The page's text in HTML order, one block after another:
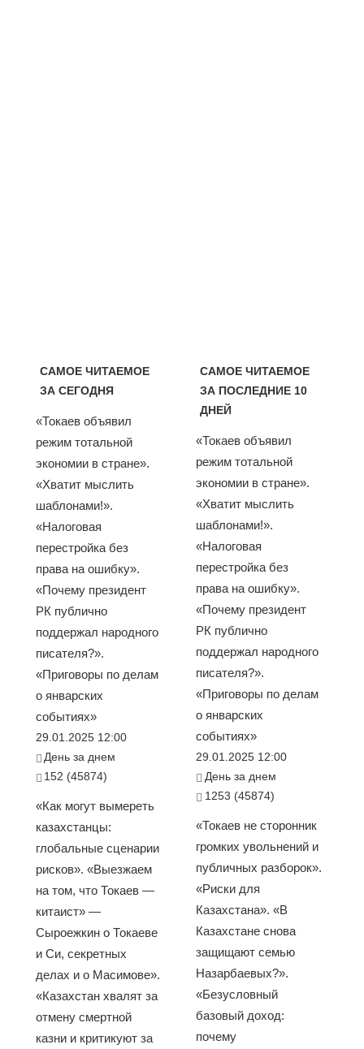
САМОЕ ЧИТАЕМОЕ
ЗА СЕГОДНЯ
«Токаев объявил
режим тотальной
экономии в стране».
«Хватит мыслить
шаблонами!».
«Налоговая
перестройка без
права на ошибку».
«Почему президент
РК публично
поддержал народного
писателя?».
«Приговоры по делам
о январских
событиях»
29.01.2025 12:00
День за днем
152 (45874)
«Как могут вымереть
казахстанцы:
глобальные сценарии
рисков». «Выезжаем
на том, что Токаев —
китаист» —
Сыроежкин о Токаеве
и Си, секретных
делах и о Масимове».
«Казахстан хвалят за
отмену смертной
казни и критикуют за
САМОЕ ЧИТАЕМОЕ
ЗА ПОСЛЕДНИЕ 10
ДНЕЙ
«Токаев объявил
режим тотальной
экономии в стране».
«Хватит мыслить
шаблонами!».
«Налоговая
перестройка без
права на ошибку».
«Почему президент
РК публично
поддержал народного
писателя?».
«Приговоры по делам
о январских
событиях»
29.01.2025 12:00
День за днем
1253 (45874)
«Токаев не сторонник
громких увольнений и
публичных разборок».
«Риски для
Казахстана». «В
Казахстане снова
защищают семью
Назарбаевых?».
«Безусловный
базовый доход:
почему